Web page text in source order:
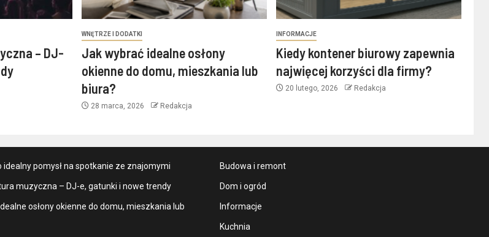
– DJ-
WNĘTRZE I DODATKI
Jak wybrać idealne osłony
okienne do domu, mieszkania lub
biura?
28 marca, 2026 Redakcja
INFORMACJE
Kiedy kontener biurowy zapewnia
najwięcej korzyści dla firmy?
20 lutego, 2026 Redakcja
idealny pomysł na spotkanie ze znajomymi
muzyczna – DJ-e, gatunki i nowe trendy
osłony okienne do domu, mieszkania lub
Budowa i remont
Dom i ogród
Informacje
Kuchnia